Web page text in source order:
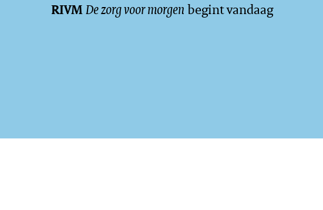
RIVMDe zorg voor morgen begint vandaag